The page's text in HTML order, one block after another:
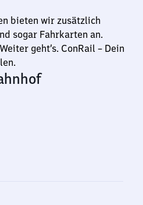
bieten wir zusätzlich
sogar Fahrkarten an.
geht’s. ConRail – Dein